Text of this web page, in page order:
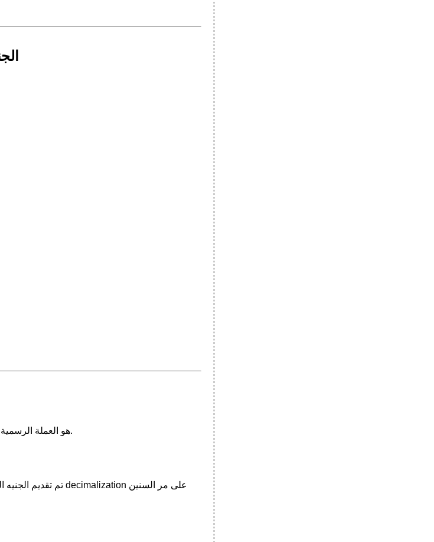
الجنيه المصري (EGP) هو العملة الرسمية لمصر، يُستخدم في جميع المعاملات المالية داخل البلاد.